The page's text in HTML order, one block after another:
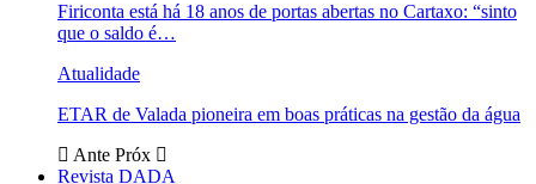
Firiconta está há 18 anos de portas abertas no Cartaxo: “sinto
que o saldo é…
Atualidade
ETAR de Valada pioneira em boas práticas na gestão da água
Ante Próx
Revista DADA